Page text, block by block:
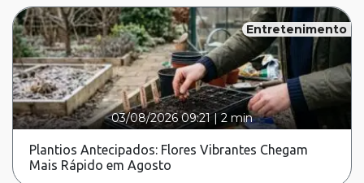
Entretenimento
03/08/2026 09:21|2 min
Plantios Antecipados: Flores Vibrantes Chegam
Mais Rápido em Agosto